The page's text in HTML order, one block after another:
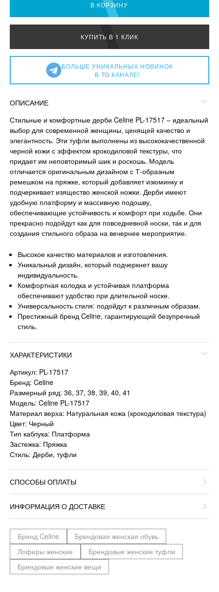
В КОРЗИНУ
КУПИТЬ В 1 КЛИК
БОЛЬШЕ УНИКАЛЬНЫХ НОВИНОК
В TG КАНАЛЕ!
ОПИСАНИЕ
Стильные и комфортные дерби Celine PL-17517 – идеальный
выбор для современной женщины, ценящей качество и
элегантность. Эти туфли выполнены из высококачественной
черной кожи с эффектом крокодиловой текстуры, что
придает им неповторимый шик и роскошь. Модель
отличается оригинальным дизайном с Т-образным
ремешком на пряжке, который добавляет изюминку и
подчеркивает изящество женской ножки. Дерби имеют
удобную платформу и массивную подошву,
обеспечивающие устойчивость и комфорт при ходьбе. Они
прекрасно подойдут как для повседневной носки, так и для
создания стильного образа на вечернее мероприятие.
Высокое качество материалов и изготовления.
Уникальный дизайн, который подчеркнет вашу
индивидуальность.
Комфортная колодка и устойчивая платформа
обеспечивают удобство при длительной носке.
Универсальность стиля: подойдут к различным образам.
Престижный бренд Celine, гарантирующий безупречный
стиль.
ХАРАКТЕРИСТИКИ
Артикул: PL-17517
Бренд: Celine
Размерный ряд: 36, 37, 38, 39, 40, 41
Модель: Celine PL-17517
Материал верха: Натуральная кожа (крокодиловая текстура)
Цвет: Черный
Тип каблука: Платформа
Застежка: Пряжка
Стиль: Дерби, туфли
СПОСОБЫ ОПЛАТЫ
ИНФОРМАЦИЯ О ДОСТАВКЕ
Бренд Celine
Брендовая женская обувь
Лоферы женские
Брендовые женские туфли
Брендовые женские вещи